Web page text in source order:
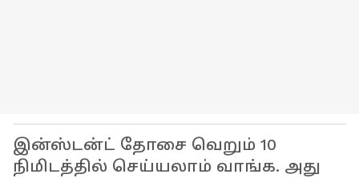
இன்ஸ்டன்ட் தோசை வெறும் 10
நிமிடத்தில் செய்யலாம் வாங்க. அது